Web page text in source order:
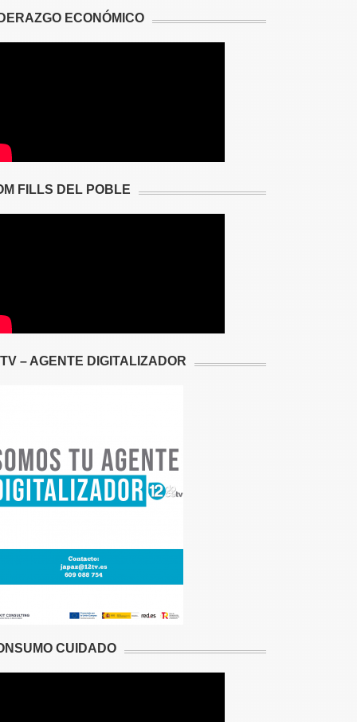
ECONÓMICO
FILLS DEL POBLE
– AGENTE DIGITALIZADOR
CUIDADO